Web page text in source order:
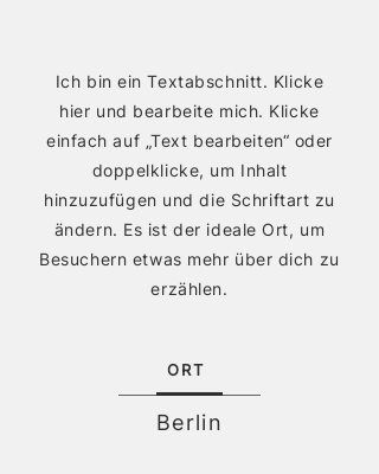
Ich bin ein Textabschnitt. Klicke
hier und bearbeite mich. Klicke
einfach auf „Text bearbeiten“ oder
doppelklicke, um Inhalt
hinzuzufügen und die Schriftart zu
ändern. Es ist der ideale Ort, um
Besuchern etwas mehr über dich zu
erzählen.
ORT
Berlin